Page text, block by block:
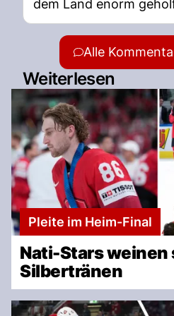
dem Land enorm
Alle
Weiterlesen
Pleite im Heim-Final
Nati-Stars
Silbertränen